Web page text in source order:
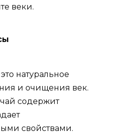
веки.
натуральное
и очищения век.
содержит
свойствами.